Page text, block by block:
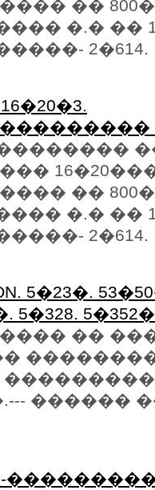
��
�.� ��
2�614.
��
�.� ��
2�614.
5�23�.
5�328.
��
������